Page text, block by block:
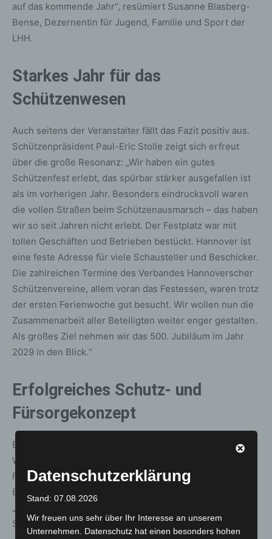
auf das kommende Jahr“, resümiert Susanne Blasberg-
Bense, Dezernentin für Jugend, Familie und Sport der
LHH.
Starkes Jahr für das
Schützenwesen
Auch seitens der Veranstalter fällt das Fazit positiv aus.
Schützenpräsident Paul-Eric Stolle zeigt sich erfreut
über die große Resonanz: „Wir haben ein gutes
Schützenfest erlebt, das spürbar stärker ausgefallen ist
als im vorherigen Jahr. Besonders eindrucksvoll waren
die vollen Straßen beim Schützenausmarsch – das haben
wir so seit Jahren nicht erlebt. Der Festplatz war mit
tollen Geschäften und Betrieben bestückt. Hannover ist
eine feste Adresse für viele Schausteller und Beschicker.
Die zahlreichen Termine des Verbandes Hannoverscher
Schützenvereine, allem voran das Festessen, waren trotz
der ersten Ferienwoche gut besucht. Wir wollen nun die
Zusammenarbeit aller Beteiligten weiter enger gestalten.
Als großes Ziel nehmen wir das 500. Jubiläum im Jahr
2029 in den Blick.“
Erfolgreiches Schutz- und
Fürsorgekonzept
Einen wichtigen Beitrag zur Sicherheit und zum
Wohlbefinden der Gäste leistete erneut das Schutz- und
Fürsorgekonzept mit seinen drei zentralen Bausteinen.
Besonders der Rückzugsraum für Betroffene, der
„Saferspaces“-QR-Code und das speziell geschulte
Support-Team wurden gut angenommen.
Datenschutzerklärung
Stand: 07.08.2026
Wir freuen uns sehr über Ihr Interesse an unserem
Unternehmen. Datenschutz hat einen besonders hohen